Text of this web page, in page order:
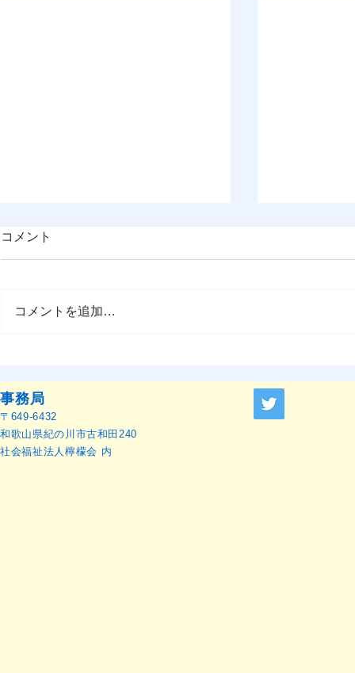
催のお知らせ
ャーナル』
せ
コメント
コメントを追加…
事務局
〒649-6432
和歌山県紀の川市古和田240
社会福祉法人檸檬会 内